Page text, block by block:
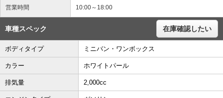
営業時間 10:00～18:00
車種スペック 在庫確認したい
ボディタイプ ミニバン・ワンボックス
カラー ホワイトパール
排気量 2,000cc